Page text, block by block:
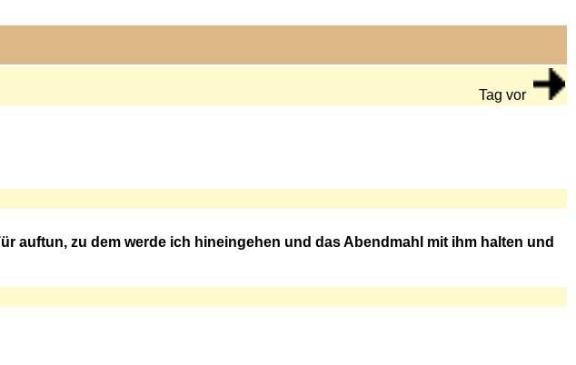
Tag vor
auftun, zu dem werde ich hineingehen und das Abendmahl mit ihm halten und